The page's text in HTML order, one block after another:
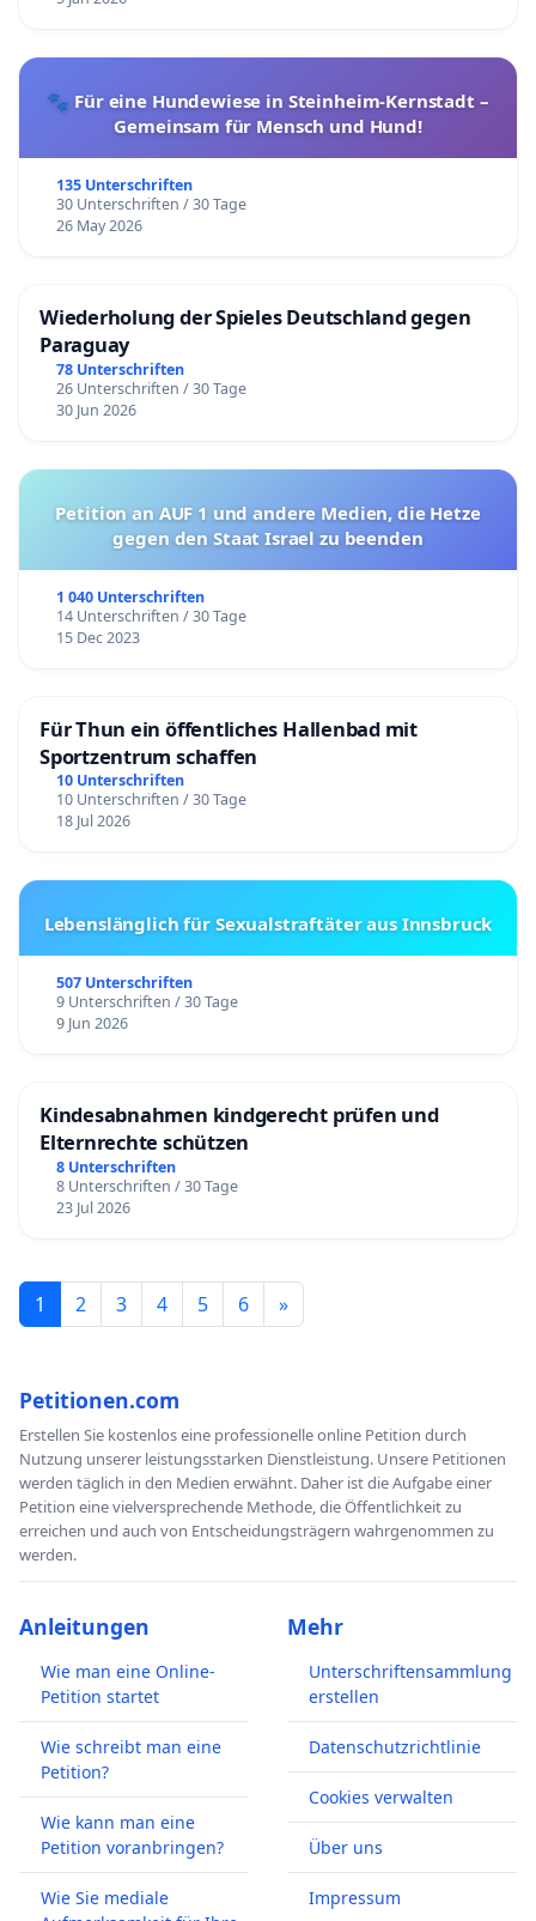
🐾 Für eine Hundewiese in Steinheim-Kernstadt –
Gemeinsam für Mensch und Hund!
135 Unterschriften
30 Unterschriften / 30 Tage
26 May 2026
Wiederholung der Spieles Deutschland gegen
Paraguay
78 Unterschriften
26 Unterschriften / 30 Tage
30 Jun 2026
Petition an AUF 1 und andere Medien, die Hetze
gegen den Staat Israel zu beenden
1 040 Unterschriften
14 Unterschriften / 30 Tage
15 Dec 2023
Für Thun ein öffentliches Hallenbad mit
Sportzentrum schaffen
10 Unterschriften
10 Unterschriften / 30 Tage
18 Jul 2026
Lebenslänglich für Sexualstraftäter aus Innsbruck
507 Unterschriften
9 Unterschriften / 30 Tage
9 Jun 2026
Kindesabnahmen kindgerecht prüfen und
Elternrechte schützen
8 Unterschriften
8 Unterschriften / 30 Tage
23 Jul 2026
1 2 3 4 5 6 »
Petitionen.com
Erstellen Sie kostenlos eine professionelle online Petition durch
Nutzung unserer leistungsstarken Dienstleistung. Unsere Petitionen
werden täglich in den Medien erwähnt. Daher ist die Aufgabe einer
Petition eine vielversprechende Methode, die Öffentlichkeit zu
erreichen und auch von Entscheidungsträgern wahrgenommen zu
werden.
Anleitungen
Wie man eine Online-
Petition startet
Wie schreibt man eine
Petition?
Wie kann man eine
Petition voranbringen?
Wie Sie mediale
Mehr
Unterschriftensammlung
erstellen
Datenschutzrichtlinie
Cookies verwalten
Über uns
Impressum